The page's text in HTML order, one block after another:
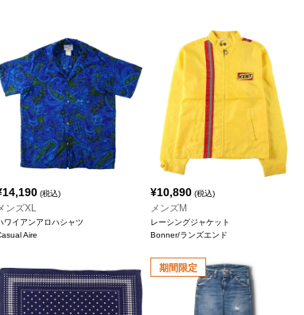
14,190 (税込)
ンズXL
ワイアンアロハシャツ
Aire
¥10,890 (税込)
メンズM
レーシングジャケット
Bonner/ランズエンド
期間限定